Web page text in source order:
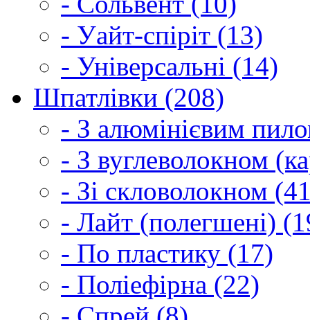
- Уайт-спіріт (13)
- Універсальні (14)
Шпатлівки (208)
- З алюмінієвим
- З вуглеволокном
- Зі скловолокном
- Лайт (полегшені)
- По пластику (17)
- Поліефірна (22)